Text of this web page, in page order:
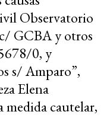
Observatorio
GCBA y otros
0, y
s/ Amparo”,
Elena
cautelar,